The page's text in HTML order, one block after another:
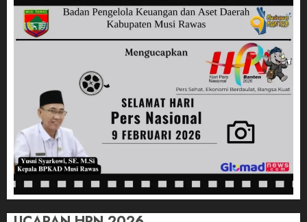
Nasional
Cabor
Bulutangkis